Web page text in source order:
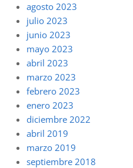
agosto 2023
julio 2023
junio 2023
mayo 2023
abril 2023
marzo 2023
febrero 2023
enero 2023
diciembre 2022
abril 2019
marzo 2019
septiembre 2018